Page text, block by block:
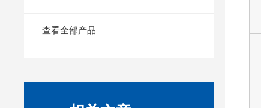
查看全部产品